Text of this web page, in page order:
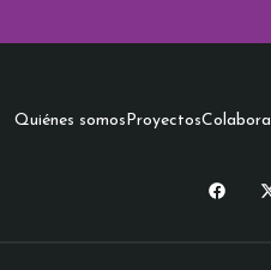
Quiénes somos ProyectosColabora